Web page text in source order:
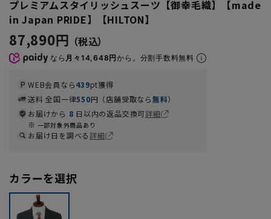
プレミアムスタイリッシュスーツ【御幸毛織】【made
in Japan PRIDE】【HILTON】
87,890円
なら 月々14,648円から。分割手数料無料
WEB会員なら439pt獲得
送料 全国一律550円（店舗受取なら無料）
お届けから 8 日以内の返品交換可詳細
一部対象外商品あり
お届け日を調べる詳細
カラーを選択